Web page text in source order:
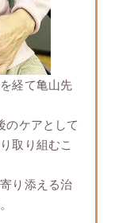
経て⻲山先
のケアとして
取り組むこ
り添える治